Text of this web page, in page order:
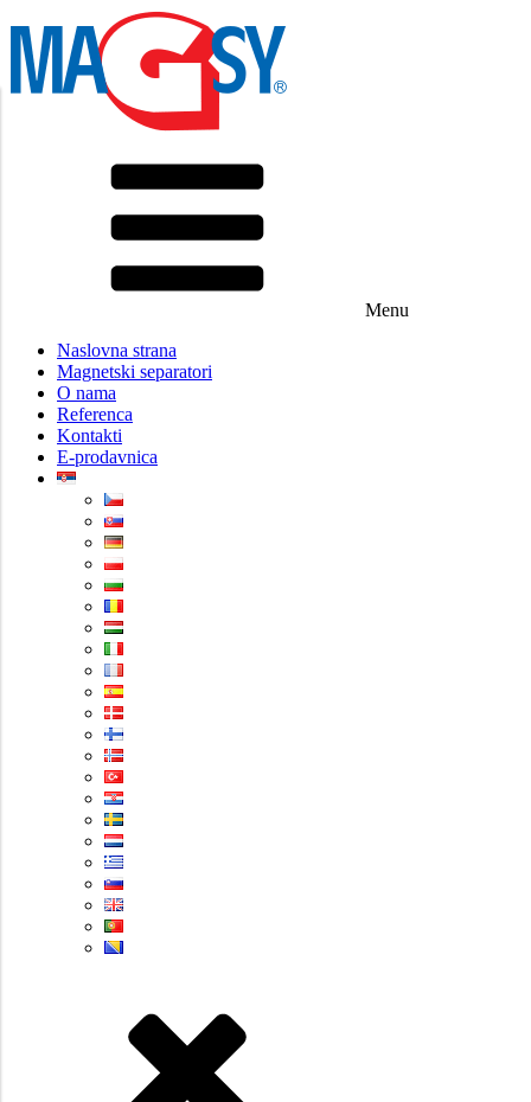
Menu
Naslovna strana
Magnetski separatori
O nama
Referenca
Kontakti
E-prodavnica